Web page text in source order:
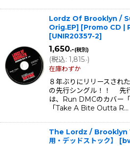
Lordz Of Brooklyn /
Orig.EP] [Promo CD |
[UNIR20357-2]
1,650.-(税別)
(税込: 1,815.-)
在庫わずか
８年ぶりにリリースされ
の先行シングル！！ 先
は、Run DMCのカバー
「Take A Bite Outta R…
The Lordz / Brooklyn
用・デッドストック】
[